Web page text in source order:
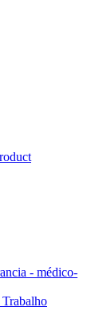
- médico-